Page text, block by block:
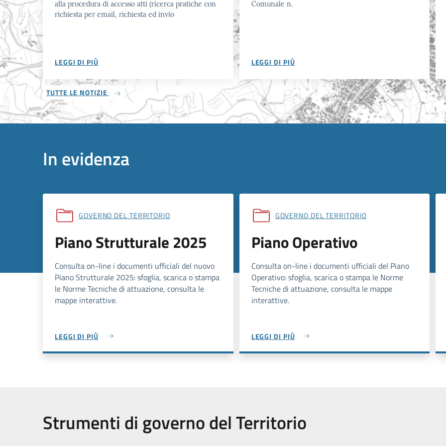
alla procedura di accesso atti (ricerca pratiche con
richiesta per email, richiesta ed invio
LEGGI DI PIÙ
Comunale n.
LEGGI DI PIÙ
TUTTE LE NOTIZIE
In evidenza
GOVERNO DEL TERRITORIO
Piano Strutturale 2025
Consulta on-line i documenti ufficiali del nuovo
Piano Strutturale 2025: sfoglia, scarica o stampa
le Norme Tecniche di attuazione, consulta le
mappe interattive.
LEGGI DI PIÙ
GOVERNO DEL TERRITORIO
Piano Operativo
Consulta on-line i documenti ufficiali del Piano
Operativo: sfoglia, scarica o stampa le Norme
Tecniche di attuazione, consulta le mappe
interattive.
LEGGI DI PIÙ
Strumenti di governo del Territorio